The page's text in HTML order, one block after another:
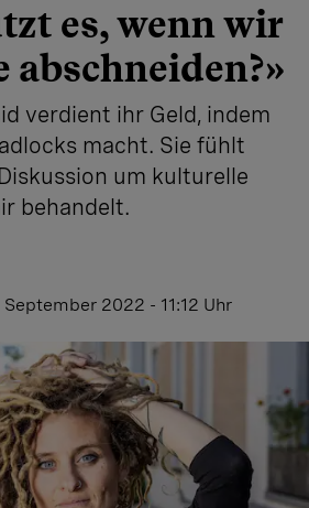
es, wenn wir
abschneiden?»
verdient ihr Geld, indem
macht. Sie fühlt
um kulturelle
behandelt.
September 2022 - 11:12 Uhr